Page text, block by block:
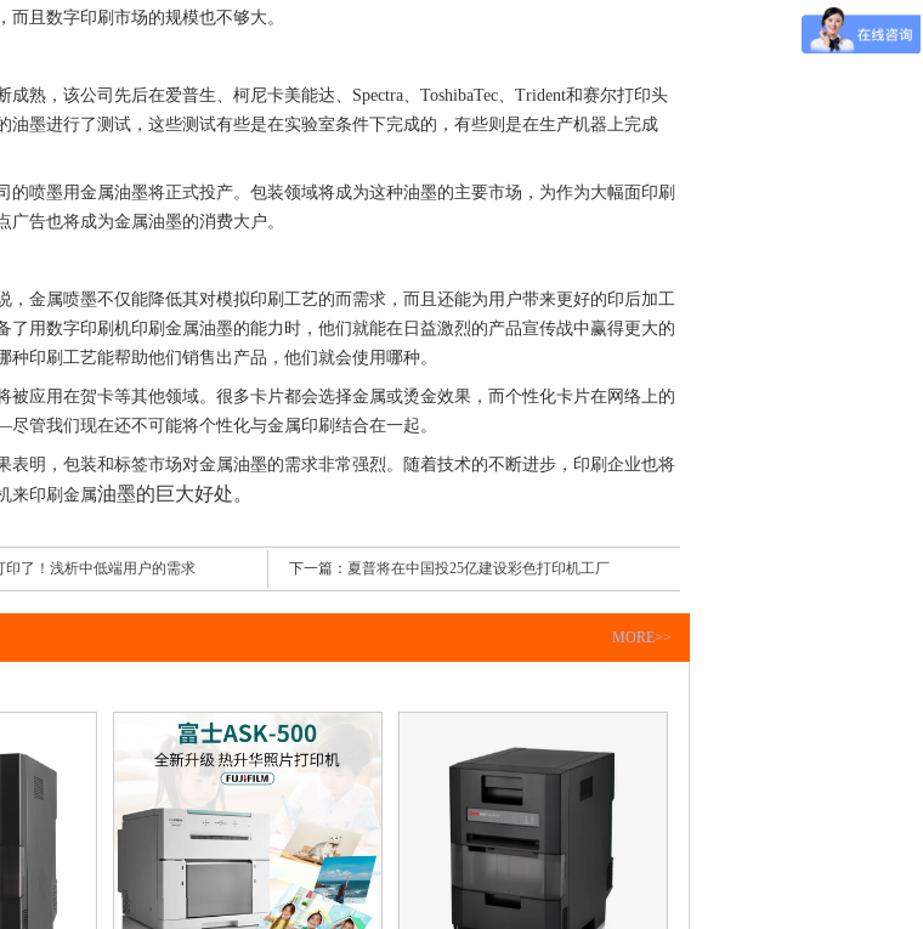
而且数字印刷市场的规模也不够大。
，该公司先后在爱普生、柯尼卡美能达、Spectra、ToshibaTec、Trident和赛尔打印头
油墨进行了测试，这些测试有些是在实验室条件下完成的，有些则是在生产机器上完成
喷墨用金属油墨将正式投产。包装领域将成为这种油墨的主要市场，为作为大幅面印刷
广告也将成为金属油墨的消费大户。
金属喷墨不仅能降低其对模拟印刷工艺的而需求，而且还能为用户带来更好的印后加工
了用数字印刷机印刷金属油墨的能力时，他们就能在日益激烈的产品宣传战中赢得更大的
种印刷工艺能帮助他们销售出产品，他们就会使用哪种。
应用在贺卡等其他领域。很多卡片都会选择金属或烫金效果，而个性化卡片在网络上的
管我们现在还不可能将个性化与金属印刷结合在一起。
明，包装和标签市场对金属油墨的需求非常强烈。随着技术的不断进步，印刷企业也将
来印刷金属油墨的巨大好处。
印了！浅析中低端用户的需求 下一篇： 夏普将在中国投25亿建设彩色打印机工厂
MORE>>